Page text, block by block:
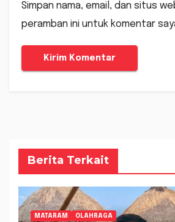
Simpan nama, email, dan situs
peramban ini untuk komentar
Berita Terkait
MATARAM OLAHRAGA